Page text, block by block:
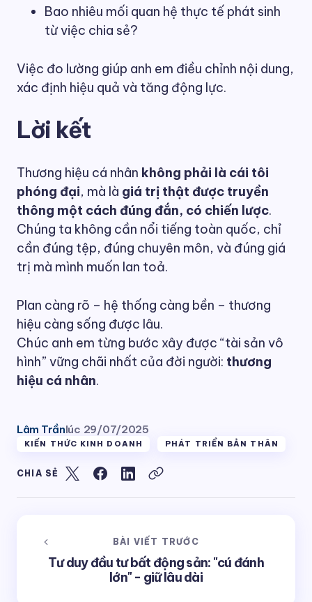
Bao nhiêu mối quan hệ thực tế phát sinh
từ việc chia sẻ?
Việc đo lường giúp anh em điều chỉnh nội dung,
xác định hiệu quả và tăng động lực.
Lời kết
Thương hiệu cá nhân không phải là cái tôi
phóng đại, mà là giá trị thật được truyền
thông một cách đúng đắn, có chiến lược.
Chúng ta không cần nổi tiếng toàn quốc, chỉ
cần đúng tệp, đúng chuyên môn, và đúng giá
trị mà mình muốn lan toả.
Plan càng rõ – hệ thống càng bền – thương
hiệu càng sống được lâu.
Chúc anh em từng bước xây được “tài sản vô
hình” vững chãi nhất của đời người: thương
hiệu cá nhân.
Lâm Trầnlúc 29/07/2025
KIẾN THỨC KINH DOANH PHÁT TRIỂN BẢN THÂN
CHIA SẺ
BÀI VIẾT TRƯỚC
Tư duy đầu tư bất động sản: "cú đánh
lớn" - giữ lâu dài